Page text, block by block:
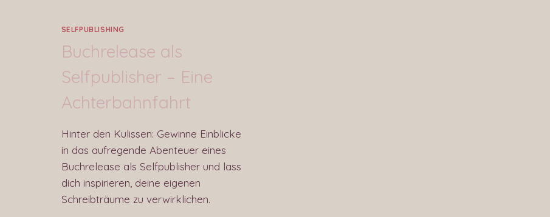
SELFPUBLISHING
Buchrelease als
Selfpublisher – Eine
Achterbahnfahrt
Hinter den Kulissen: Gewinne Einblicke
in das aufregende Abenteuer eines
Buchrelease als Selfpublisher und lass
dich inspirieren, deine eigenen
Schreibträume zu verwirklichen.